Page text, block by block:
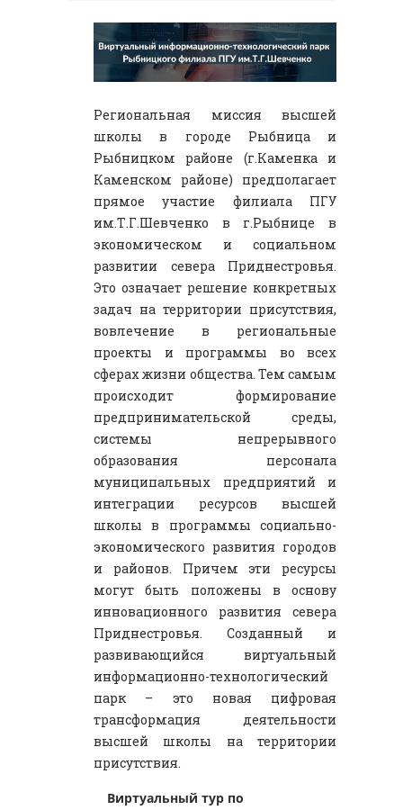
Региональная миссия высшей
школы в городе Рыбница и
Рыбницком районе (г.Каменка и
Каменском районе) предполагает
прямое участие филиала ПГУ
им.Т.Г.Шевченко в г.Рыбнице в
экономическом и социальном
развитии севера Приднестровья.
Это означает решение конкретных
задач на территории присутствия,
вовлечение в региональные
проекты и программы во всех
сферах жизни общества. Тем самым
происходит формирование
предпринимательской среды,
системы непрерывного
образования персонала
муниципальных предприятий и
интеграции ресурсов высшей
школы в программы социально-
экономического развития городов
и районов. Причем эти ресурсы
могут быть положены в основу
инновационного развития севера
Приднестровья. Созданный и
развивающийся виртуальный
информационно-технологический
парк – это новая цифровая
трансформация деятельности
высшей школы на территории
присутствия.
Виртуальный тур по